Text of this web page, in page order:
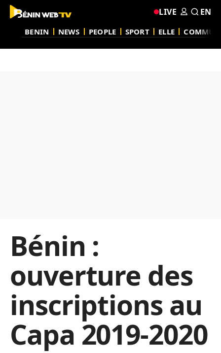
BENIN NEWS PEOPLE SPORT ELLE
LIVE EN
Bénin :
ouverture des
inscriptions au
Capa 2019-2020